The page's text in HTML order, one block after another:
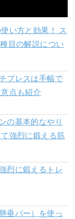
い方と効果！ ス
目の解説につい
プレスは手幅で
点も紹介
の基本的なやり
強烈に鍛える筋
烈に鍛えるトレ
垂バー）を使っ